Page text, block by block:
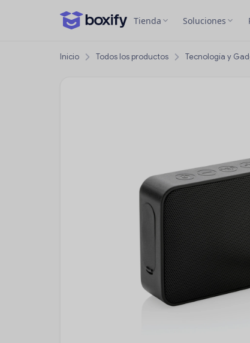
Tienda Soluciones
Inicio Todos los productos Tecnología y